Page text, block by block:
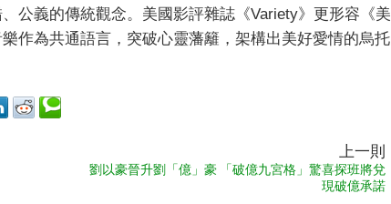
公義的傳統觀念。美國影評雜誌《Variety》更形容《美
作為共通語言，突破心靈藩籬，架構出美好愛情的烏托
上一則
劉以豪晉升劉「億」豪 「破億九宮格」驚喜探班將兌
現破億承諾